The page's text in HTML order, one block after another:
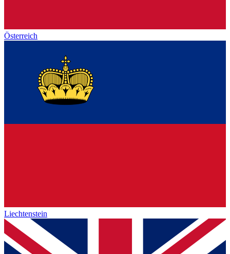
Österreich
Liechtenstein